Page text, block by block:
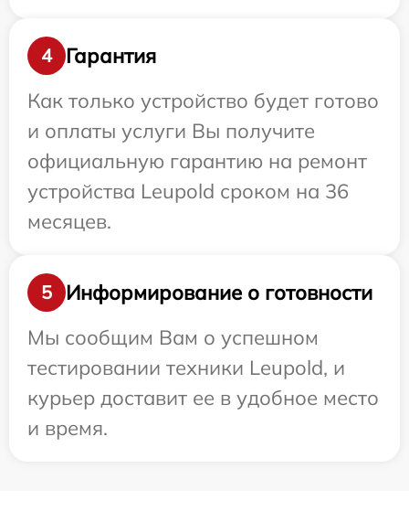
4
Гарантия
Как только устройство будет готово
и оплаты услуги Вы получите
официальную гарантию на ремонт
устройства Leupold сроком на 36
месяцев.
5
Информирование о готовности
Мы сообщим Вам о успешном
тестировании техники Leupold, и
курьер доставит ее в удобное место
и время.